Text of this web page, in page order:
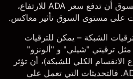
الصاعدة على مستوى السوق أن تدفع سعر ADA للارتفاع،
على مستوى السوق تأثير معاكس.
الشبكة – يمكن للترقيات
مثل ترقيتي "شيلي" و "ألونزو"
الانقسام الكلي للشبكة)، أن تؤثر
بشكل كبير على سعر ADA. فالتحديثات التي تعمل على